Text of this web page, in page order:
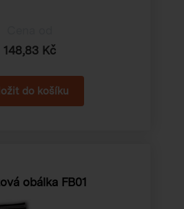
148,83 Kč
obálka FB01